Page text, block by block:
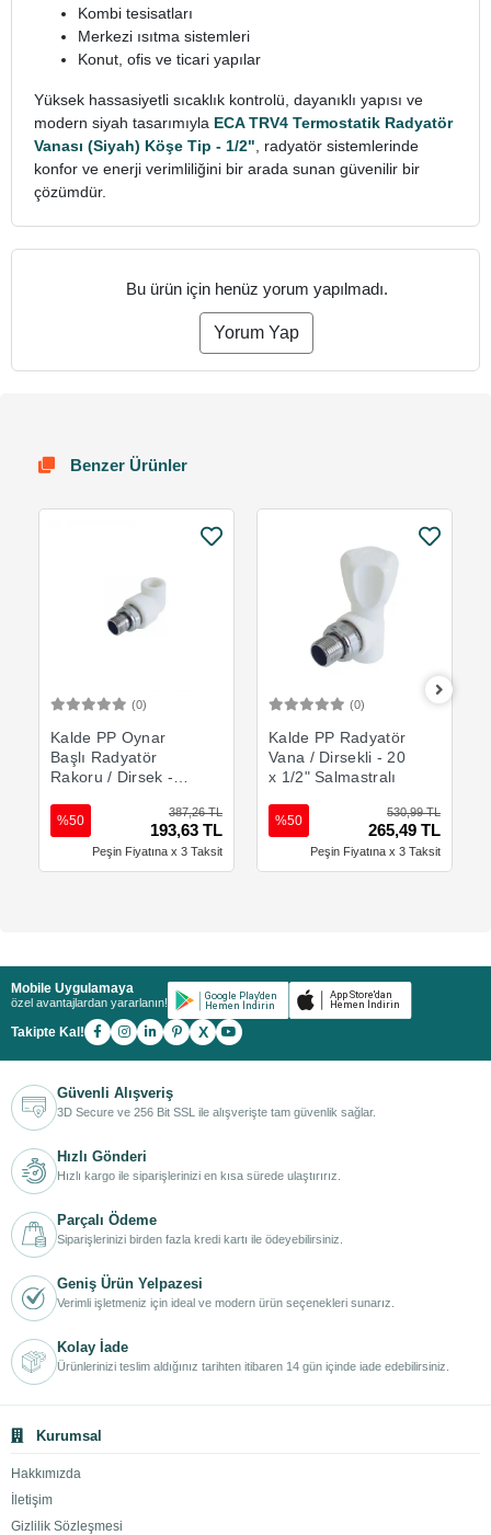
Kombi tesisatları
Merkezi ısıtma sistemleri
Konut, ofis ve ticari yapılar
Yüksek hassasiyetli sıcaklık kontrolü, dayanıklı yapısı ve
modern siyah tasarımıyla ECA TRV4 Termostatik Radyatör
Vanası (Siyah) Köşe Tip - 1/2" , radyatör sistemlerinde
konfor ve enerji verimliliğini bir arada sunan güvenilir bir
çözümdür.
Bu ürün için henüz yorum yapılmadı.
Yorum Yap
Benzer Ürünler
(0)
Kalde PP Oynar
Başlı Radyatör
Rakoru / Dirsek -
387,26 TL
193,63 TL
%50
Peşin Fiyatına x 3 Taksit
(0)
Kalde PP Radyatör
Vana / Dirsekli - 20
x 1/2" Salmastralı
530,99 TL
265,49 TL
%50
Peşin Fiyatına x 3 Taksit
Mobile Uygulamaya
özel avantajlardan yararlanın!
Takipte Kal! X
Güvenli Alışveriş
3D Secure ve 256 Bit SSL ile alışverişte tam güvenlik sağlar.
Hızlı Gönderi
Hızlı kargo ile siparişlerinizi en kısa sürede ulaştırırız.
Parçalı Ödeme
Siparişlerinizi birden fazla kredi kartı ile ödeyebilirsiniz.
Geniş Ürün Yelpazesi
Verimli işletmeniz için ideal ve modern ürün seçenekleri sunarız.
Kolay İade
Ürünlerinizi teslim aldığınız tarihten itibaren 14 gün içinde iade edebilirsiniz.
Kurumsal
Hakkımızda
İletişim
Gizlilik Sözleşmesi